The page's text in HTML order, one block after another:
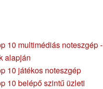
10 multimédiás noteszgép -
alapján
10 játékos noteszgép
10 belépő szintű üzleti